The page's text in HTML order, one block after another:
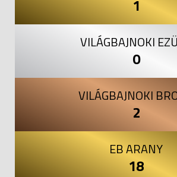
1
VILÁGBAJNOKI
0
VILÁGBAJNOKI
2
EB ARANY
18